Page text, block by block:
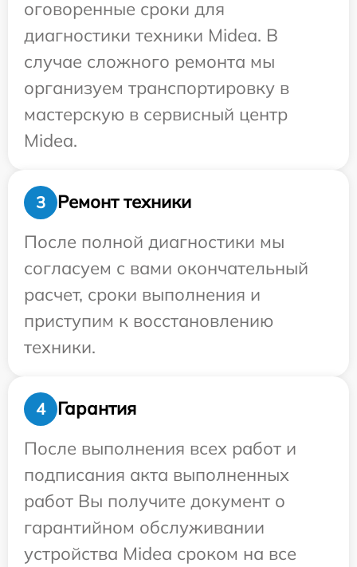
оговоренные сроки для
диагностики техники Midea. В
случае сложного ремонта мы
организуем транспортировку в
мастерскую в сервисный центр
Midea.
3
Ремонт техники
После полной диагностики мы
согласуем с вами окончательный
расчет, сроки выполнения и
приступим к восстановлению
техники.
4
Гарантия
После выполнения всех работ и
подписания акта выполненных
работ Вы получите документ о
гарантийном обслуживании
устройства Midea сроком на все